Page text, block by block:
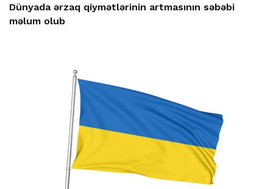
Dünyada ərzaq qiymətlərinin artmasının səbəbi
məlum olub